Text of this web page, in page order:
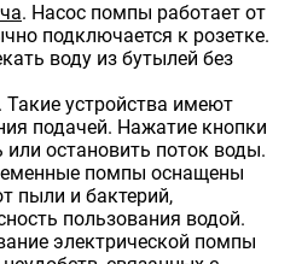
. Насос помпы работает от
подключается к розетке.
воду из бутылей без
. Такие устройства имеют
подачей. Нажатие кнопки
или остановить поток воды.
помпы оснащены
пыли и бактерий,
пользования водой.
электрической помпы